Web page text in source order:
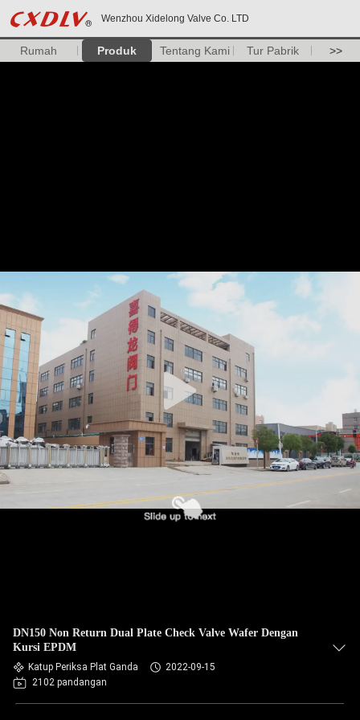
Wenzhou Xidelong Valve Co. LTD
Rumah Produk Tentang Kami Tur Pabrik >>
DN150 Non Return Dual Plate Check Valve Wafer Dengan
Kursi EPDM
Katup Periksa Plat Ganda
2022-09-15
2102 pandangan